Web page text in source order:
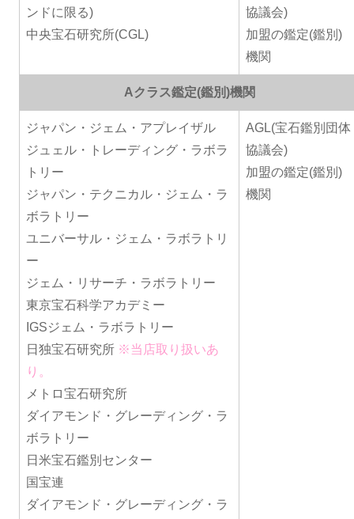
ンドに限る)
中央宝石研究所(CGL)
協議会)
加盟の鑑定(鑑別)
機関
Aクラス鑑定(鑑別)機関
ジャパン・ジェム・アプレイザル
ジュェル・トレーディング・ラボラ
トリー
ジャパン・テクニカル・ジェム・ラ
ボラトリー
ユニバーサル・ジェム・ラボラトリ
ー
ジェム・リサーチ・ラボラトリー
東京宝石科学アカデミー
IGSジェム・ラボラトリー
日独宝石研究所 ※当店取り扱いあ
り。
メトロ宝石研究所
ダイアモンド・グレーディング・ラ
ボラトリー
日米宝石鑑別センター
国宝連
ダイアモンド・グレーディング・ラ
AGL(宝石鑑別団体
協議会)
加盟の鑑定(鑑別)
機関